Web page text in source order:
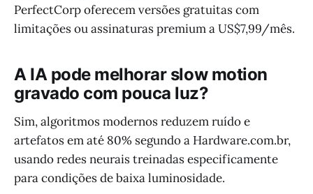
PerfectCorp oferecem versões gratuitas com
limitações ou assinaturas premium a US$7,99/mês.
A IA pode melhorar slow motion
gravado com pouca luz?
Sim, algoritmos modernos reduzem ruído e
artefatos em até 80% segundo a Hardware.com.br,
usando redes neurais treinadas especificamente
para condições de baixa luminosidade.